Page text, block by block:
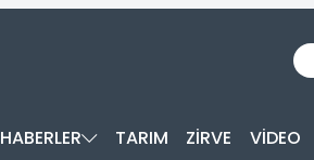
HABERLER TARIM ZİRVE VİDEO